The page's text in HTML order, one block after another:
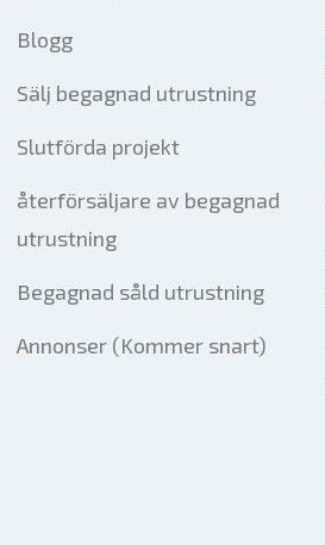
Blogg
Sälj begagnad utrustning
Slutförda projekt
återförsäljare av begagnad
utrustning
Begagnad såld utrustning
Annonser (Kommer snart)